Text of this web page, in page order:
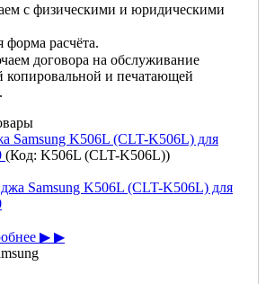
с физическими и юридическими
расчёта.
договора на обслуживание
копировальной и печатающей
Samsung K506L (CLT-K506L) для
(Код: K506L (CLT-K506L))
▶ ▶